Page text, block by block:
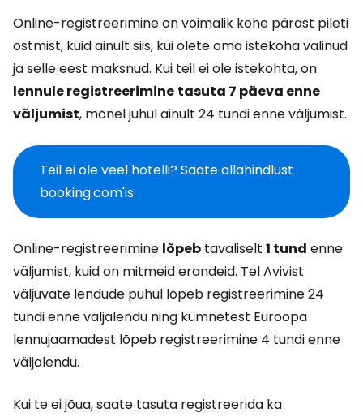
Online-registreerimine on võimalik kohe pärast pileti
ostmist, kuid ainult siis, kui olete oma istekoha valinud
ja selle eest maksnud. Kui teil ei ole istekohta, on
lennule registreerimine tasuta 7 päeva enne
väljumist, mõnel juhul ainult 24 tundi enne väljumist.
Teil ei ole veel hotelli? Saate allahindlust
booking.com'is
Online-registreerimine lõpeb tavaliselt 1 tund enne
väljumist, kuid on mitmeid erandeid. Tel Avivist
väljuvate lendude puhul lõpeb registreerimine 24
tundi enne väljalendu ning kümnetest Euroopa
lennujaamadest lõpeb registreerimine 4 tundi enne
väljalendu.
Kui te ei jõua, saate tasuta registreerida ka